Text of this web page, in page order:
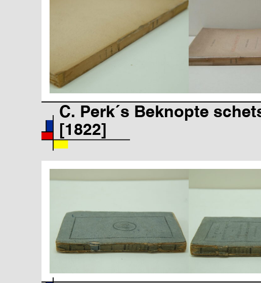
C. Perk´s Beknopte
[1822]